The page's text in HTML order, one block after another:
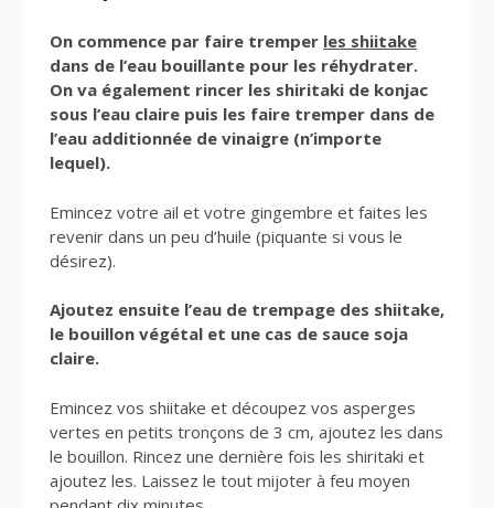
On commence par faire tremper les shiitake
dans de l’eau bouillante pour les réhydrater.
On va également rincer les shiritaki de konjac
sous l’eau claire puis les faire tremper dans de
l’eau additionnée de vinaigre (n’importe
lequel).
Emincez votre ail et votre gingembre et faites les
revenir dans un peu d’huile (piquante si vous le
désirez).
Ajoutez ensuite l’eau de trempage des shiitake,
le bouillon végétal et une cas de sauce soja
claire.
Emincez vos shiitake et découpez vos asperges
vertes en petits tronçons de 3 cm, ajoutez les dans
le bouillon. Rincez une dernière fois les shiritaki et
ajoutez les. Laissez le tout mijoter à feu moyen